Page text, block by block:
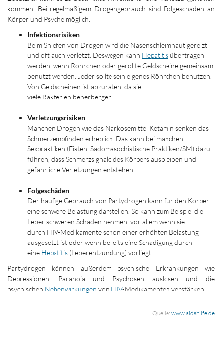
kommen. Bei regelmäßigem Drogengebrauch sind Folgeschäden an
Körper und Psyche möglich.
Infektionsrisiken
Beim Sniefen von Drogen wird die Nasenschleimhaut gereizt
und oft auch verletzt. Deswegen kann Hepatitis übertragen
werden, wenn Röhrchen oder gerollte Geldscheine gemeinsam
benutzt werden. Jeder sollte sein eigenes Röhrchen benutzen.
Von Geldscheinen ist abzuraten, da sie
viele Bakterien beherbergen.
Verletzungsrisiken
Manchen Drogen wie das Narkosemittel Ketamin senken das
Schmerzempfinden erheblich. Das kann bei manchen
Sexpraktiken (Fisten, Sadomasochistische Praktiken/SM) dazu
führen, dass Schmerzsignale des Körpers ausbleiben und
gefährliche Verletzungen entstehen.
Folgeschäden
Der häufige Gebrauch von Partydrogen kann für den Körper
eine schwere Belastung darstellen. So kann zum Beispiel die
Leber schweren Schaden nehmen, vor allem wenn sie
durch HIV-Medikamente schon einer erhöhten Belastung
ausgesetzt ist oder wenn bereits eine Schädigung durch
eine Hepatitis (Leberentzündung) vorliegt.
Partydrogen können außerdem psychische Erkrankungen wie
Depressionen, Paranoia und Psychosen auslösen und die
psychischen Nebenwirkungen von HIV-Medikamenten verstärken.
Quelle: www.aidshilfe.de